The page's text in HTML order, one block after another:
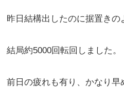
昨日結構出したのに据置きの
結局約5000回転回しました。
前日の疲れも有り、かなり早